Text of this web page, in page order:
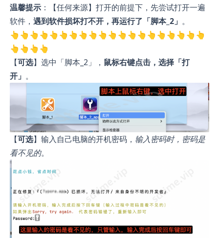
温馨提示 ：【任何来源】打开的前提下，先尝试打开一遍
软件， 遇到软件损坏打不开，再运行了「脚本_2」 。
👆👆👆👆👆👆👆👆👆👆👆👆👆👆👆👆👆👆👆👆
👆👆👆👆
【可选】选中「脚本_2」， 鼠标右键点击，选择「打
开」 。
【可选】输入自己电脑的开机密码， 输入密码时，密码是
看不见的。